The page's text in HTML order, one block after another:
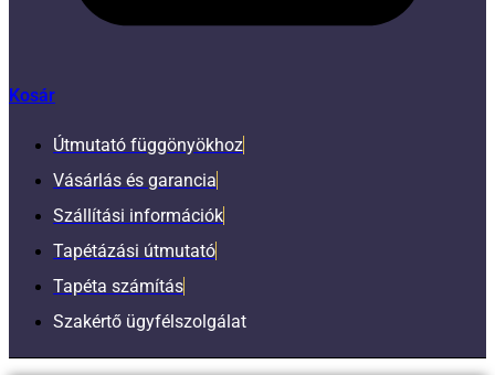
Kosár
Útmutató függönyökhoz
Vásárlás és garancia
Szállítási információk
Tapétázási útmutató
Tapéta számítás
Szakértő ügyfélszolgálat